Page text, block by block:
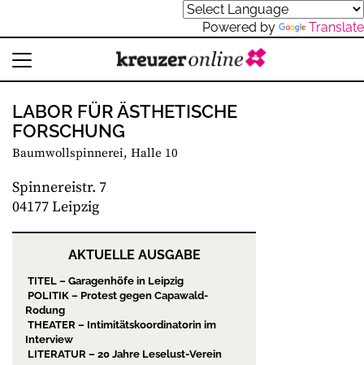
Powered by Translate
LABOR FÜR ÄSTHETISCHE
FORSCHUNG
Baumwollspinnerei, Halle 10
Spinnereistr. 7
04177 Leipzig
AKTUELLE AUSGABE
TITEL – Garagenhöfe in Leipzig
POLITIK – Protest gegen Capawald-
Rodung
THEATER – Intimitätskoordinatorin im
Interview
LITERATUR – 20 Jahre Leselust-Verein